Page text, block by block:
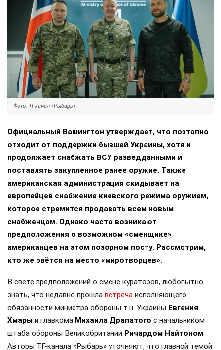
Фото: ТГ-канал «Рыбарь»
Официальный Вашингтон утверждает, что поэтапно
отходит от поддержки бывшей Украины, хотя и
продолжает снабжать ВСУ разведданными и
поставлять закупленное ранее оружие. Также
американская администрация скидывает на
европейцев снабжение киевского режима оружием,
которое стремится продавать всем новым
снабженцам. Однако часто возникают
предположения о возможном «сменщике»
американцев на этом позорном посту. Рассмотрим,
кто же рвётся на место «миротворцев».
В свете предположений о смене кураторов, любопытно
знать, что недавно прошла встреча исполняющего
обязанности министра обороны т.н. Украины Евгения
Хмары и главкома Михаила Драпатого с начальником
штаба обороны Великобритании Ричардом Найтоном.
Авторы ТГ-канала «Рыбарь» уточняют, что главной темой